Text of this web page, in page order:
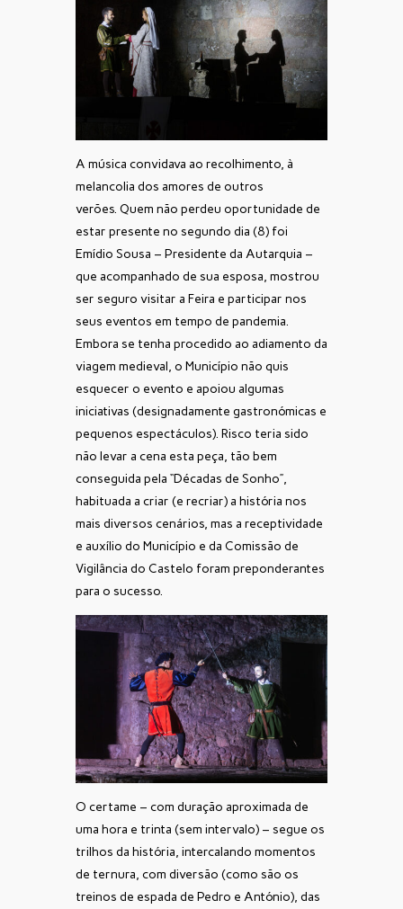
A música convidava ao recolhimento, à
melancolia dos amores de outros
verões. Quem não perdeu oportunidade de
estar presente no segundo dia (8) foi
Emídio Sousa – Presidente da Autarquia –
que acompanhado de sua esposa, mostrou
ser seguro visitar a Feira e participar nos
seus eventos em tempo de pandemia.
Embora se tenha procedido ao adiamento da
viagem medieval, o Município não quis
esquecer o evento e apoiou algumas
iniciativas (designadamente gastronómicas e
pequenos espectáculos). Risco teria sido
não levar a cena esta peça, tão bem
conseguida pela “Décadas de Sonho”,
habituada a criar (e recriar) a história nos
mais diversos cenários, mas a receptividade
e auxílio do Município e da Comissão de
Vigilância do Castelo foram preponderantes
para o sucesso.
O certame – com duração aproximada de
uma hora e trinta (sem intervalo) – segue os
trilhos da história, intercalando momentos
de ternura, com diversão (como são os
treinos de espada de Pedro e António), das